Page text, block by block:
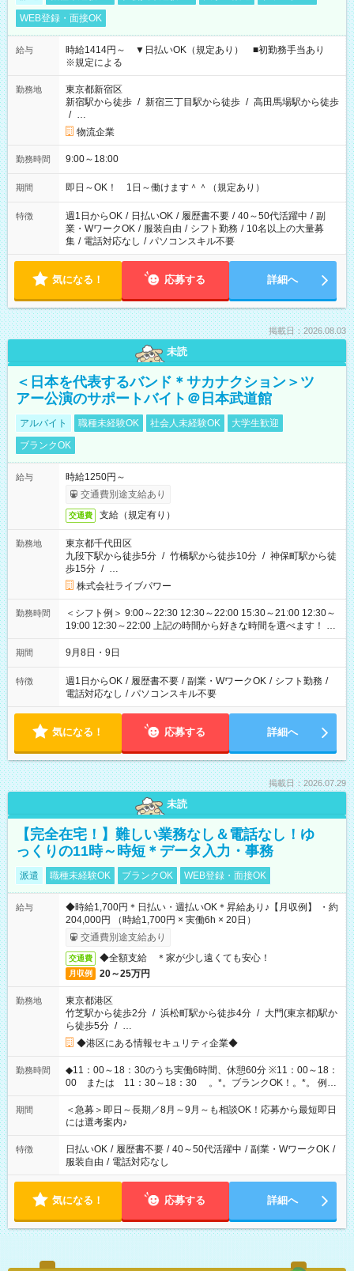
WEB登録・面接OK
給与
時給1414円～ ▼日払いOK（規定あり） ■初勤務手当あり
※規定による
勤務地
東京都新宿区
新宿駅から徒歩 / 新宿三丁目駅から徒歩 / 高田馬場駅から徒歩
/ …
物流企業
勤務時間 9:00～18:00
期間 即日～OK！ 1日～働けます＾＾（規定あり）
特徴 週1日からOK / 日払いOK / 履歴書不要 / 40～50代活躍中 / 副
業・WワークOK / 服装自由 / シフト勤務 / 10名以上の大量募
集 / 電話対応なし / パソコンスキル不要
気になる！ 応募する 詳細へ
掲載日：2026.08.03
未読
＜日本を代表するバンド＊サカナクション＞ツ
アー公演のサポートバイト＠日本武道館
アルバイト 職種未経験OK 社会人未経験OK
大学生歓迎
ブランクOK
給与
時給1250円～
交通費別途支給あり
交通費 支給（規定有り）
勤務地
東京都千代田区
九段下駅から徒歩5分 / 竹橋駅から徒歩10分 / 神保町駅から徒
歩15分 / …
株式会社ライブパワー
勤務時間
＜シフト例＞ 9:00～22:30 12:30～22:00 15:30～21:00 12:30～
19:00 12:30～22:00 上記の時間から好きな時間を選べます！ ※
時間は変更となる可能性があります
期間 9月8日・9日
特徴 週1日からOK / 履歴書不要 / 副業・WワークOK / シフト勤務 /
電話対応なし / パソコンスキル不要
気になる！ 応募する 詳細へ
掲載日：2026.07.29
未読
【完全在宅！】難しい業務なし＆電話なし！ゆ
っくりの11時～時短＊データ入力・事務
派遣 職種未経験OK ブランクOK WEB登録・面接OK
給与
◆時給1,700円＊日払い・週払いOK＊昇給あり♪【月収例】 ・約
204,000円 （時給1,700円 × 実働6h × 20日）
交通費別途支給あり
交通費 ◆全額支給 ＊家が少し遠くても安心！
月収例 20～25万円
勤務地
東京都港区
竹芝駅から徒歩2分 / 浜松町駅から徒歩4分 / 大門(東京都)駅か
ら徒歩5分 / …
◆港区にある情報セキュリティ企業◆
勤務時間
◆11：00～18：30のうち実働6時間、休憩60分 ※11：00～18：
00 または 11：30～18：30 。*。ブランクOK！。*。 例え
ば前職が、 在宅/財団法人/事務/コールセンター/受付/販売/カフェ
スタッフ スイーツ販売/ホテルフロント/化粧品販売/など 様々な
業界から入社して活躍されています♪
期間
＜急募＞即日～長期／8月～9月～も相談OK！応募から最短即日
には選考案内♪
特徴 日払いOK / 履歴書不要 / 40～50代活躍中 / 副業・WワークOK /
服装自由 / 電話対応なし
気になる！ 応募する 詳細へ